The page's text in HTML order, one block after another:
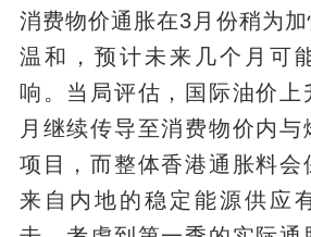
消费物价通胀在3月份稍为
温和，预计未来几个月可
响。当局评估，国际油价上
月继续传导至消费物价内与
项目，而整体香港通胀料会
来自内地的稳定能源供应